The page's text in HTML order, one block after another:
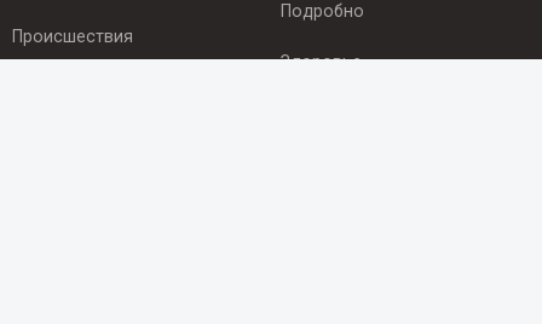
Происшествия
Подробно
Здоровье